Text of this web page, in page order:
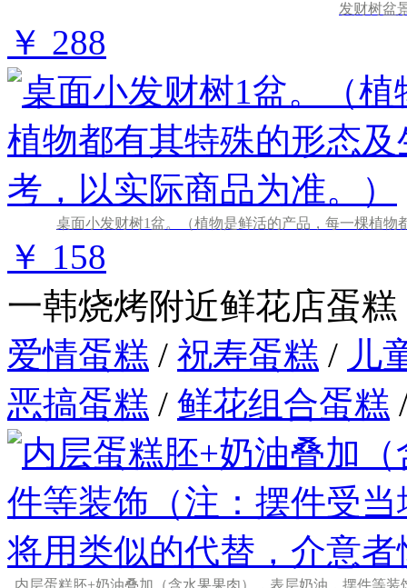
发财树盆
￥ 288
桌面小发财树1盆。（植物是鲜活的产品，每一棵植
￥ 158
一韩烧烤附近鲜花店蛋糕
爱情蛋糕 / 祝寿蛋糕 / 儿
恶搞蛋糕 / 鲜花组合蛋糕